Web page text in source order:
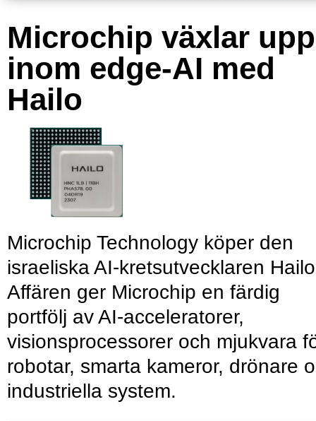
Microchip växlar upp
inom edge-AI med
Hailo
Microchip Technology köper den
israeliska AI-kretsutvecklaren
Affären ger Microchip en färdig
portfölj av AI-acceleratorer,
visionsprocessorer och mjukvara
robotar, smarta kameror, drönare
industriella system.